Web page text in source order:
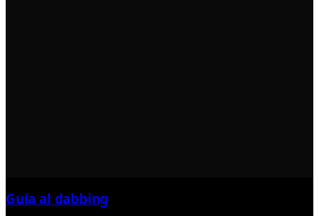
Guía al dabbing